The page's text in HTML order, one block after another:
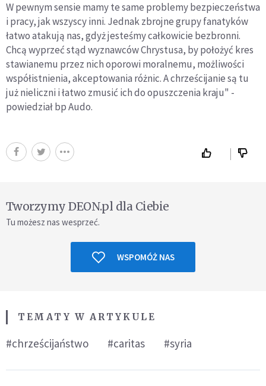
W pewnym sensie mamy te same problemy bezpieczeństwa
i pracy, jak wszyscy inni. Jednak zbrojne grupy fanatyków
łatwo atakują nas, gdyż jesteśmy całkowicie bezbronni.
Chcą wyprzeć stąd wyznawców Chrystusa, by położyć kres
stawianemu przez nich oporowi moralnemu, możliwości
współistnienia, akceptowania różnic. A chrześcijanie są tu
już nieliczni i łatwo zmusić ich do opuszczenia kraju" -
powiedział bp Audo.
Tworzymy DEON.pl dla Ciebie
Tu możesz nas wesprzeć.
WSPOMÓŻ NAS
TEMATY W ARTYKULE
#chrześcijaństwo #caritas #syria